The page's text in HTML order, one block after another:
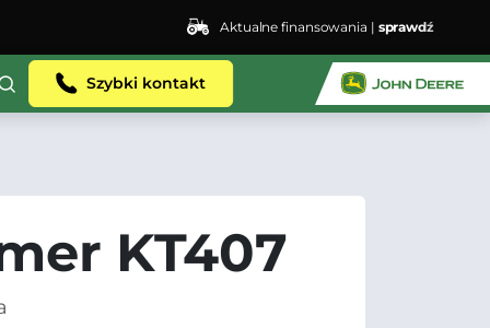
Aktualne finansowania |sprawdź
Szybki kontakt
KT407